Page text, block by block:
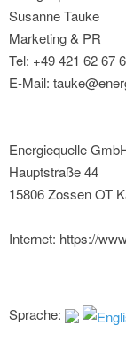
Susanne Tauke
Marketing & PR
Tel: +49 421 62 67
E-Mail:
Energiequelle
Hauptstraße 44
15806 Zossen OT
Internet: https://
Sprache: